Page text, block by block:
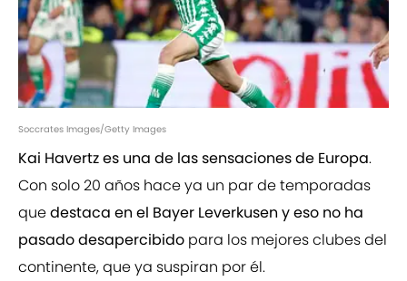
Soccrates Images/Getty Images
Kai Havertz es una de las sensaciones de Europa.
Con solo 20 años hace ya un par de temporadas
quedestaca en el Bayer Leverkusen y eso no ha
pasado desapercibido para los mejores clubes del
continente, que ya suspiran por él.